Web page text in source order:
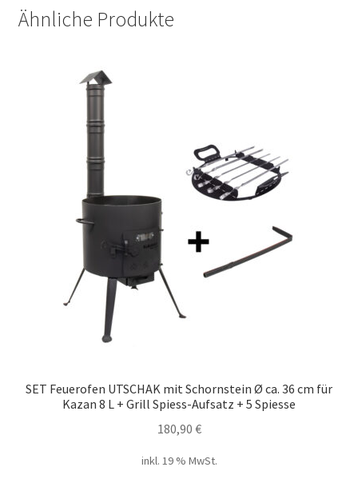
Ähnliche Produkte
SET Feuerofen UTSCHAK mit Schornstein Ø ca. 36 cm für
Kazan 8 L + Grill Spiess-Aufsatz + 5 Spiesse
180,90 €
inkl. 19 % MwSt.